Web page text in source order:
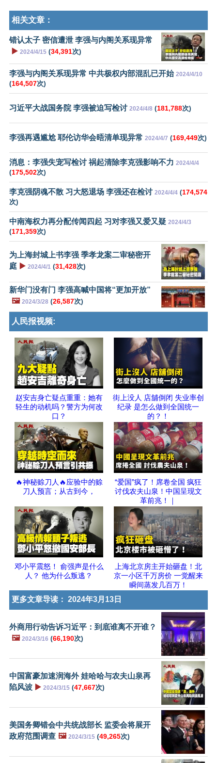
相关文章：
错认太子 密信遭泄 李强与内阁关系现异常
▶️ 2024/4/15 (34,391次)
李强与内阁关系现异常 中共极权内部混乱已开始 2024/4/10
(164,507次)
习近平大战国务院 李强被迫写检讨 2024/4/8 (181,788次)
李强再遇尴尬 耶伦访华会晤清单现异常 2024/4/7 (169,449次)
消息：李强失宠写检讨 祸起清除李克强影响不力 2024/4/4
(175,502次)
李克强阴魂不散 习大怒退场 李强还在检讨 2024/4/4 (174,574
次)
中南海权力再分配传闻四起 习对李强又爱又疑 2024/4/3
(171,359次)
为上海封城上书李强 季孝龙案二审秘密开
庭 ▶️ 2024/4/1 (31,428次)
新华门没有门 李强高喊中国将“更加开放”
🖼️ 2024/3/28 (26,587次)
人民报视频:
赵安吉身亡疑点重重：她有
轻生的动机吗？警方为何改
口？
街上没人 店舖倒闭 失业率创
纪录 是怎么做到全国统一
的？！
🔥神秘赊刀人🔥应验中的赊
刀人预言；从古到今，
“爱国”疯了！席卷全国 疯狂
讨伐农夫山泉！中国呈现文
革前兆！｜
邓小平震怒！ 俞强声是什么
人？ 他为什么叛逃？
上海北京房主开始砸盘！北
京一小区千万房价 一觉醒来
瞬间蒸发几百万！
更多文章导读： 2024年3月13日
外商用行动告诉习近平：到底谁离不开谁？
🖼️ 2024/3/16 (66,190次)
中国富豪加速润海外 娃哈哈与农夫山泉再
陷风波 ▶️ 2024/3/15 (47,667次)
美国务卿错会中共统战部长 监委会将展开
政府范围调查 🖼️ 2024/3/15 (49,265次)